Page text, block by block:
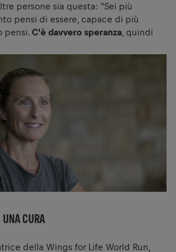
persone sia questa: "Sei più
pensi di essere, capace di più
pensi. C'è davvero speranza , quindi
CURA
della Wings for Life World Run,